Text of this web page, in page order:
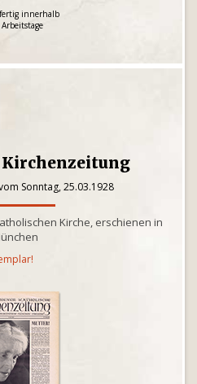
innerhalb
Sonntag, 25.03.1928
Kirche, erschienen in